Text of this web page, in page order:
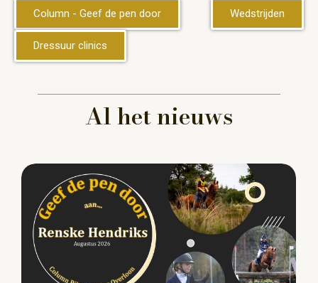
Column - Geef de pen door Wedstrijden
Dressuur clinics
Al het nieuws